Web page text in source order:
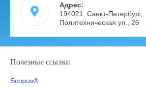
Адрес:
194021, Санкт-Петербург,
Политехническая ул., 26
Полезные ссылки
Scopus®